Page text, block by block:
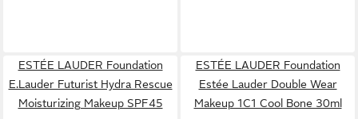
ESTÉE LAUDER Foundation
E.Lauder Futurist Hydra Rescue
Moisturizing Makeup SPF45
ESTÉE LAUDER Foundation
Estée Lauder Double Wear
Makeup 1C1 Cool Bone 30ml